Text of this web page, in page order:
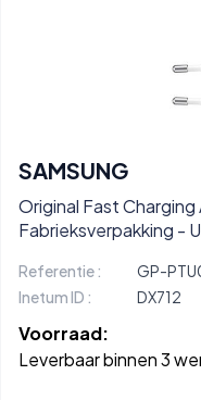
SAMSUNG
Original Fast
Fabrieksverpakking -
Referentie :
GP-
Inetum ID :
DX712
Voorraad:
Leverbaar binnen 3